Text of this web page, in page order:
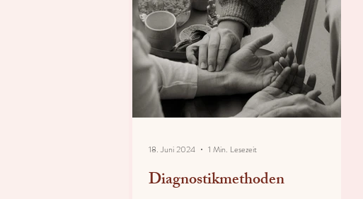
Diagnostikmethoden
18. Juni 2024 1 Min. Lesezeit